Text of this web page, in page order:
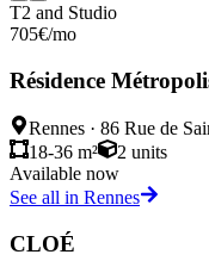
T2 and Studio
705€/mo
Résidence
Rennes · 86 Rue de
18-36 m²
2 units
Available now
See all in Rennes
CLOÉ